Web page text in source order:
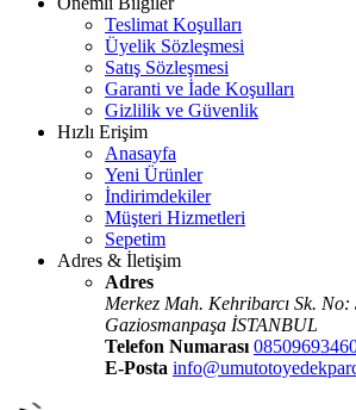
Teslimat Koşulları
Üyelik Sözleşmesi
Satış Sözleşmesi
Garanti ve İade Koşulları
Gizlilik ve Güvenlik
Hızlı Erişim
Anasayfa
Yeni Ürünler
İndirimdekiler
Müşteri Hizmetleri
Sepetim
Adres & İletişim
Adres
Merkez Mah. Kehribarcı Sk. No:
Gaziosmanpaşa İSTANBUL
Telefon Numarası
E-Posta